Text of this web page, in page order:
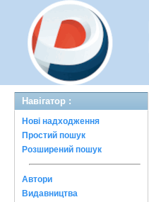
Навігатор :
Нові надходження
Простий пошук
Розширений пошук
Автори
Видавництва